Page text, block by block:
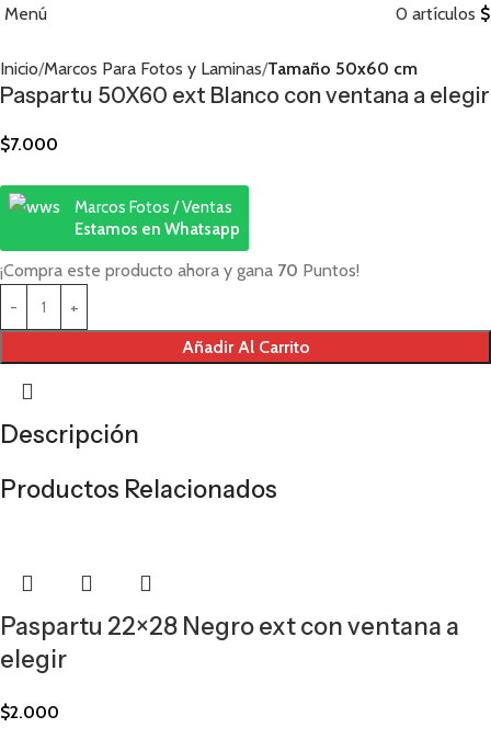
Menú 0 artículos $
Inicio Marcos Para Fotos y Laminas Tamaño 50x60 cm
Paspartu 50X60 ext Blanco con ventana a elegir
$7.000
Marcos Fotos / Ventas
Estamos en Whatsapp
¡Compra este producto ahora y gana 70 Puntos!
Añadir Al Carrito
Descripción
Productos Relacionados
Paspartu 22×28 Negro ext con ventana a
elegir
$2.000